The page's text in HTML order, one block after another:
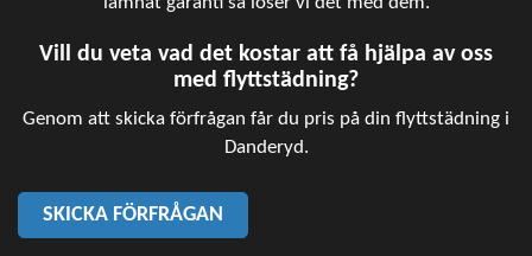
Vill du veta vad det kostar att få hjälpa av oss
med flyttstädning?
Genom att skicka förfrågan får du pris på din flyttstädning i
Danderyd.
SKICKA FÖRFRÅGAN